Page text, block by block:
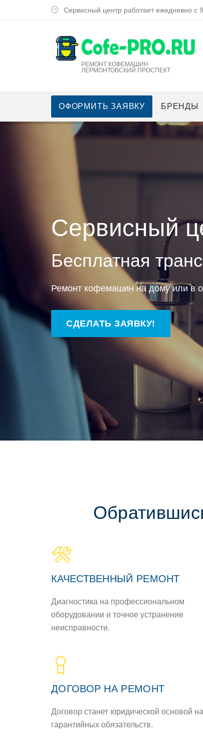
Сервисный центр работает ежедневно с
РЕМОНТ КОФЕМАШИН
ЛЕРМОНТОВСКИЙ ПРОСПЕКТ
ОФОРМИТЬ ЗАЯВКУ БРЕНДЫ
Сервисный
Бесплатная
Ремонт кофемашин на дому или в
СДЕЛАТЬ ЗАЯВКУ!
КАЧЕСТВЕННЫЙ РЕМОНТ
Диагностика на профессиональном
оборудовании и точное устранение
неисправности.
ДОГОВОР НА РЕМОНТ
Договор станет юридической основой
гарантийных обязательств.